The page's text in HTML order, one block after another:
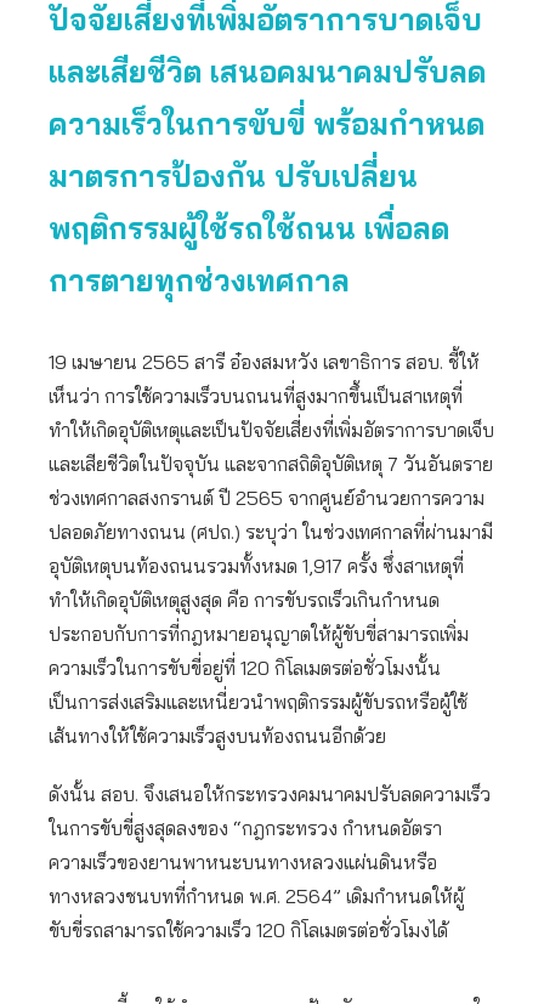
ปัจจัยเสี่ยงที่เพิ่มอัตราการบาดเจ็บ
และเสียชีวิต เสนอคมนาคมปรับลด
ความเร็วในการขับขี่ พร้อมกำหนด
มาตรการป้องกัน ปรับเปลี่ยน
พฤติกรรมผู้ใช้รถใช้ถนน เพื่อลด
การตายทุกช่วงเทศกาล
19 เมษายน 2565 สารี อ๋องสมหวัง เลขาธิการ สอบ. ชี้ให้
เห็นว่า การใช้ความเร็วบนถนนที่สูงมากขึ้นเป็นสาเหตุที่
ทำให้เกิดอุบัติเหตุและเป็นปัจจัยเสี่ยงที่เพิ่มอัตราการบาดเจ็บ
และเสียชีวิตในปัจจุบัน และจากสถิติอุบัติเหตุ 7 วันอันตราย
ช่วงเทศกาลสงกรานต์ ปี 2565 จากศูนย์อำนวยการความ
ปลอดภัยทางถนน (ศปถ.) ระบุว่า ในช่วงเทศกาลที่ผ่านมามี
อุบัติเหตุบนท้องถนนรวมทั้งหมด 1,917 ครั้ง ซึ่งสาเหตุที่
ทำให้เกิดอุบัติเหตุสูงสุด คือ การขับรถเร็วเกินกำหนด
ประกอบกับการที่กฎหมายอนุญาตให้ผู้ขับขี่สามารถเพิ่ม
ความเร็วในการขับขี่อยู่ที่ 120 กิโลเมตรต่อชั่วโมงนั้น
เป็นการส่งเสริมและเหนี่ยวนำพฤติกรรมผู้ขับรถหรือผู้ใช้
เส้นทางให้ใช้ความเร็วสูงบนท้องถนนอีกด้วย
ดังนั้น สอบ. จึงเสนอให้กระทรวงคมนาคมปรับลดความเร็ว
ในการขับขี่สูงสุดลงของ “กฎกระทรวง กำหนดอัตรา
ความเร็วของยานพาหนะบนทางหลวงแผ่นดินหรือ
ทางหลวงชนบทที่กำหนด พ.ศ. 2564” เดิมกำหนดให้ผู้
ขับขี่รถสามารถใช้ความเร็ว 120 กิโลเมตรต่อชั่วโมงได้